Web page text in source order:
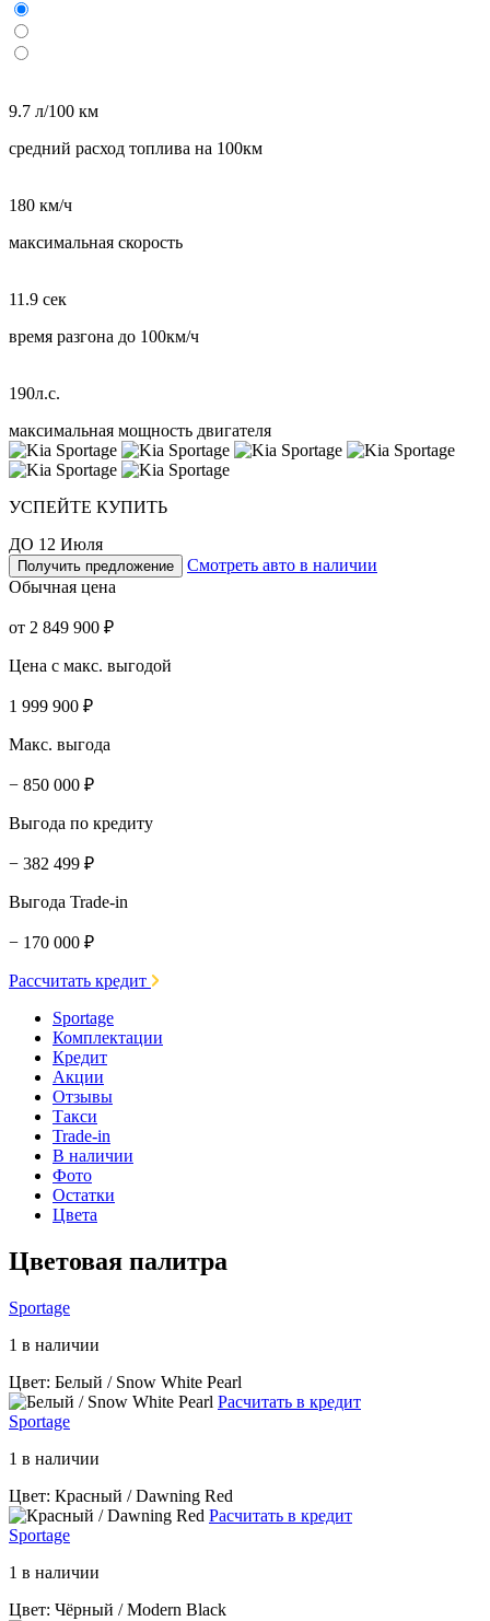
9.7 л/100 км
средний расход топлива на 100км
180 км/ч
максимальная скорость
11.9 сек
время разгона до 100км/ч
190л.с.
максимальная мощность двигателя
УСПЕЙТЕ КУПИТЬ
ДО 12 Июля
Получить предложение
Смотреть авто в наличии
Обычная цена
от 2 849 900 ₽
Цена с макс. выгодой
1 999 900 ₽
Макс. выгода
− 850 000 ₽
Выгода по кредиту
− 382 499 ₽
Выгода Trade-in
− 170 000 ₽
Рассчитать кредит
Sportage
Комплектации
Кредит
Акции
Отзывы
Такси
Trade-in
В наличии
Фото
Остатки
Цвета
Цветовая палитра
Sportage
1 в наличии
Цвет: Белый / Snow White Pearl
Расчитать в кредит
Sportage
1 в наличии
Цвет: Красный / Dawning Red
Расчитать в кредит
Sportage
1 в наличии
Цвет: Чёрный / Modern Black